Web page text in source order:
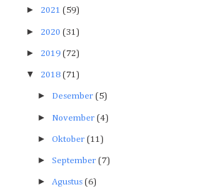
► 2021 (59)
► 2020 (31)
► 2019 (72)
▼ 2018 (71)
► Desember (5)
► November (4)
► Oktober (11)
► September (7)
► Agustus (6)